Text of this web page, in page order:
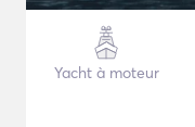
Yacht à moteur